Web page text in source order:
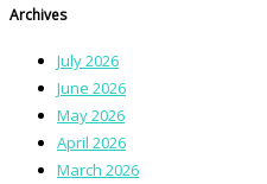
Archives
July 2026
June 2026
May 2026
April 2026
March 2026